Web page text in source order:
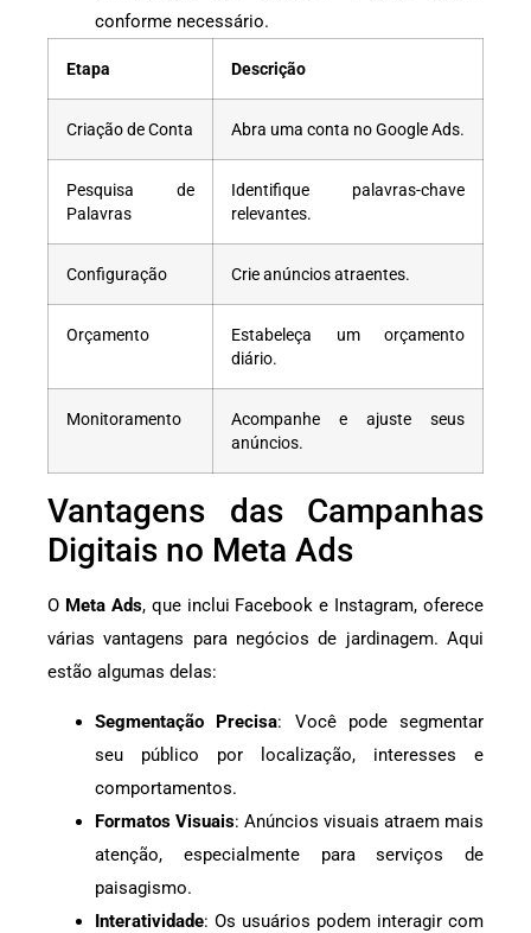
conforme necessário.
Etapa Descrição
Criação de Conta Abra uma conta no Google Ads.
Pesquisa de
Palavras
Identifique palavras-chave
relevantes.
Configuração Crie anúncios atraentes.
Orçamento
Estabeleça um orçamento
diário.
Monitoramento
Acompanhe e ajuste seus
anúncios.
Vantagens das Campanhas
Digitais no Meta Ads
O Meta Ads, que inclui Facebook e Instagram, oferece
várias vantagens para negócios de jardinagem. Aqui
estão algumas delas:
Segmentação Precisa: Você pode segmentar
seu público por localização, interesses e
comportamentos.
Formatos Visuais: Anúncios visuais atraem mais
atenção, especialmente para serviços de
paisagismo.
Interatividade: Os usuários podem interagir com